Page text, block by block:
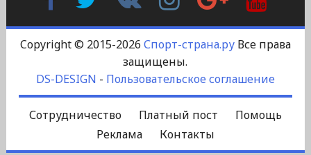
Контакте
Plus
Copyright © 2015-2026 Спорт-страна.руВсе права
защищены.
DS-DESIGN - Пользовательское соглашение
Сотрудничество Платный пост
Помощь
Реклама
Контакты